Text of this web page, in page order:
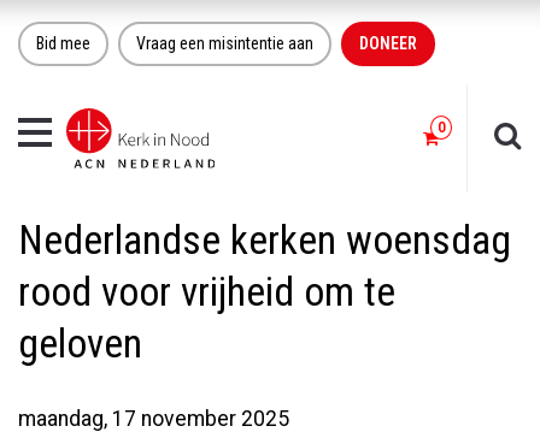
Bid mee Vraag een misintentie aan DONEER
Toggle
navigation
Nederlandse kerken woensdag
rood voor vrijheid om te
geloven
maandag, 17 november 2025